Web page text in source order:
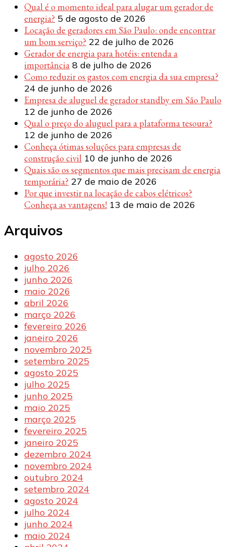
Qual é o momento ideal para alugar um gerador de
energia? 5 de agosto de 2026
Locação de geradores em São Paulo: onde encontrar
um bom serviço? 22 de julho de 2026
Gerador de energia para hotéis: entenda a
importância 8 de julho de 2026
Como reduzir os gastos com energia da sua empresa?
24 de junho de 2026
Empresa de aluguel de gerador standby em São Paulo
12 de junho de 2026
Qual o preço do aluguel para a plataforma tesoura?
12 de junho de 2026
Conheça ótimas soluções para empresas de
construção civil 10 de junho de 2026
Quais são os segmentos que mais precisam de energia
temporária? 27 de maio de 2026
Por que investir na locação de cabos elétricos?
Conheça as vantagens! 13 de maio de 2026
Arquivos
agosto 2026
julho 2026
junho 2026
maio 2026
abril 2026
março 2026
fevereiro 2026
janeiro 2026
novembro 2025
setembro 2025
agosto 2025
julho 2025
junho 2025
maio 2025
março 2025
fevereiro 2025
janeiro 2025
dezembro 2024
novembro 2024
outubro 2024
setembro 2024
agosto 2024
julho 2024
junho 2024
maio 2024